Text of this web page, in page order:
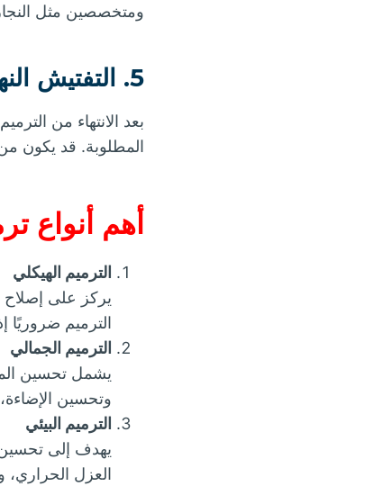
ومتخصصين مثل
5. التفتيش النهائي وضمان الجودة:-
بعد الانتهاء من
المطلوبة. قد يكون
أهم أنواع
الترميم الهيكلي
يركز على إصلاح
الترميم ضروريًا
الترميم الجمالي
يشمل تحسين
وتحسين الإضاءة،
الترميم البيئي
يهدف إلى تحسين
العزل الحراري،